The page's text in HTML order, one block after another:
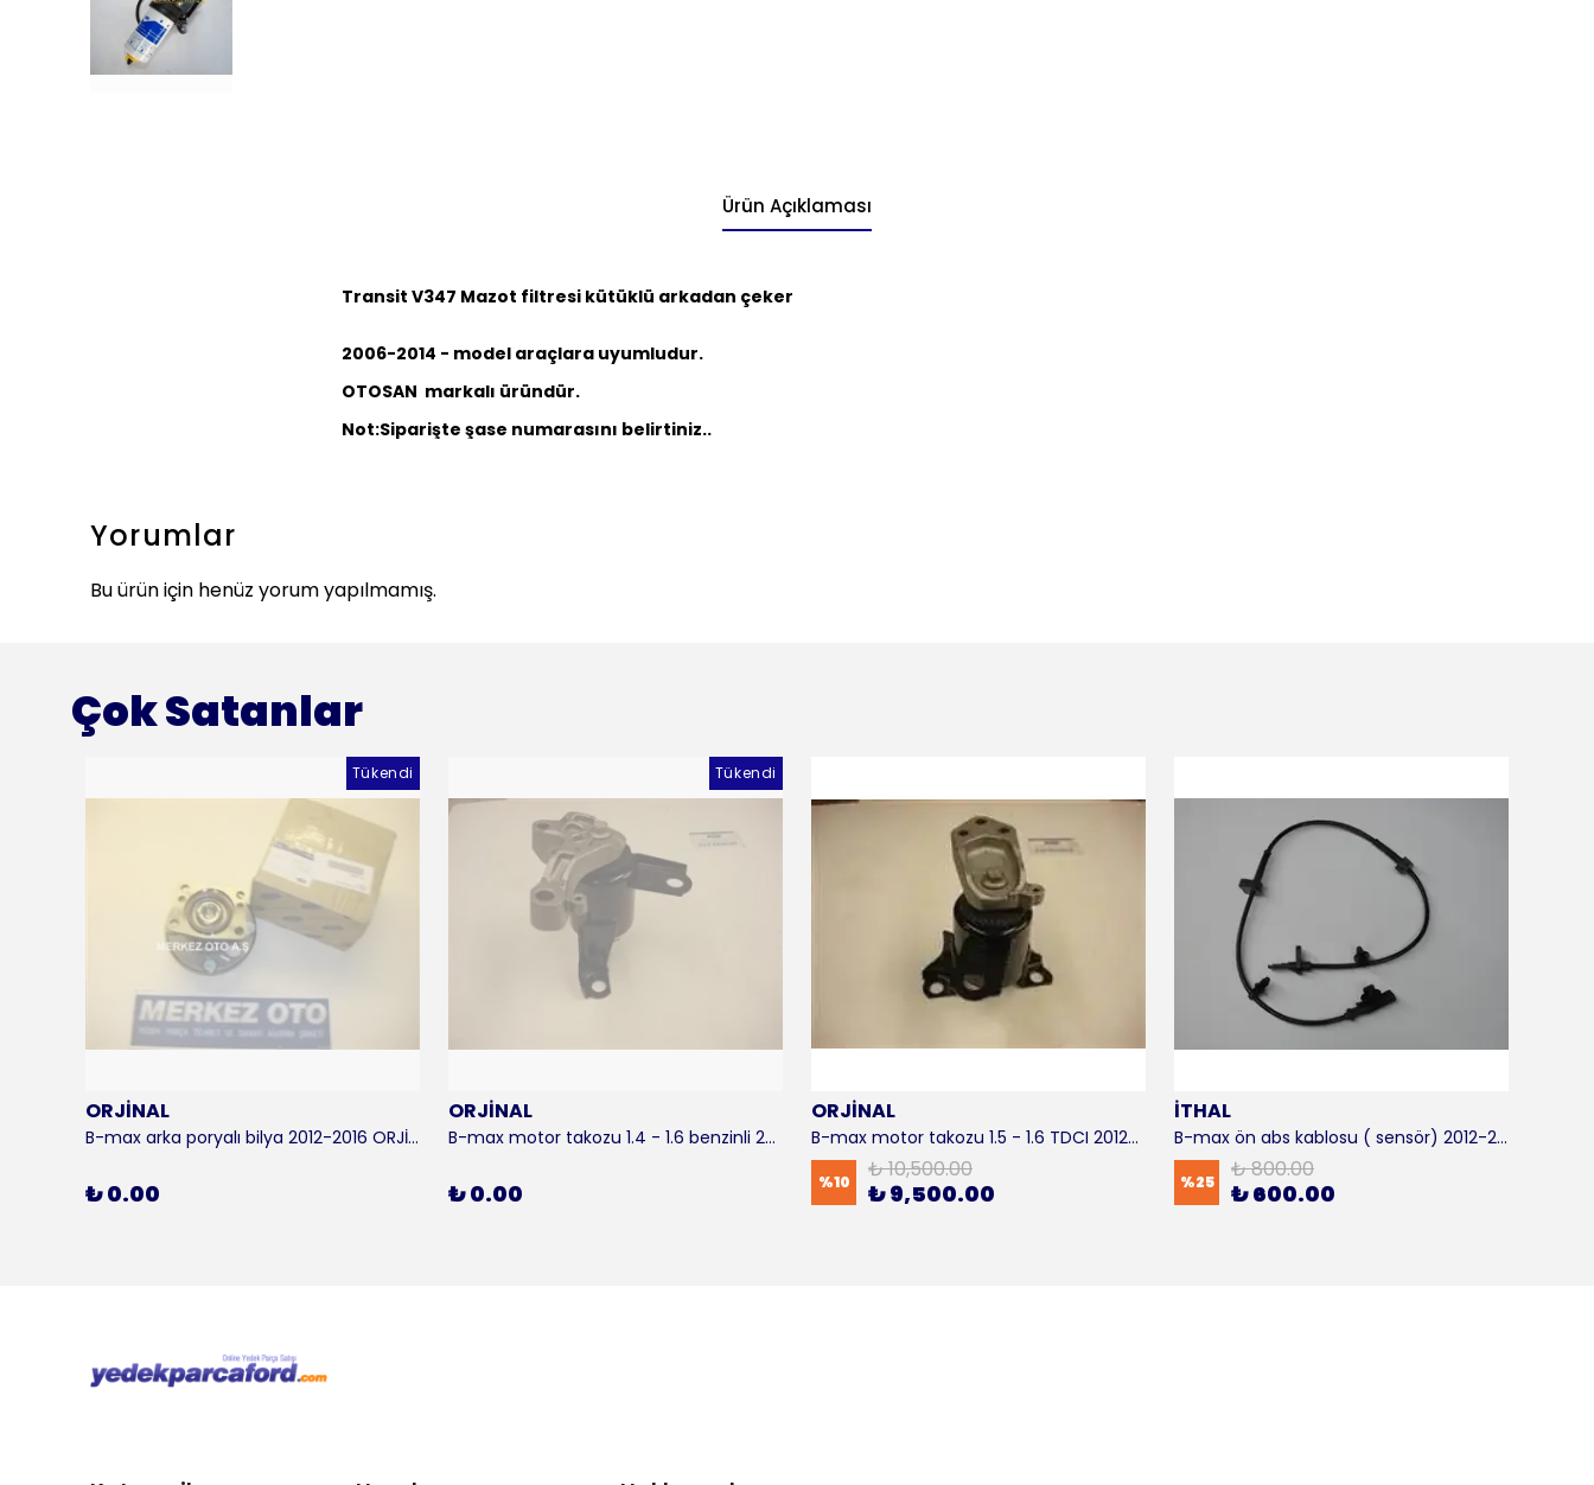
Ürün Açıklaması
Transit V347 Mazot filtresi kütüklü arkadan çeker
2006-2014 - model araçlara uyumludur.
OTOSAN markalı üründür.
Not:Siparişte şase numarasını belirtiniz..
Yorumlar
Bu ürün için henüz yorum yapılmamış.
Çok Satanlar
Tükendi
ORJİNAL
B-max arka poryalı bilya 2012-2016 ORJİNAL
₺ 0.00
Tükendi
ORJİNAL
B-max motor takozu 1.4 - 1.6 benzinli 2012-2016 ORJİNAL
₺ 0.00
ORJİNAL
B-max motor takozu 1.5 - 1.6 TDCI 2012-2016 ORJİNAL
%10 ₺ 10,500.00
₺ 9,500.00
İTHAL
B-max ön abs kablosu ( sensör) 2012-2016 ITHAL
%25 ₺ 800.00
₺ 600.00